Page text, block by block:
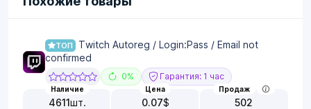
ТОП
Twitch Autoreg / Login:Pass / Email not
confirmed
0% Гарантия: 1 час
Наличие
4611шт.
Цена
0.07$
Продаж
502